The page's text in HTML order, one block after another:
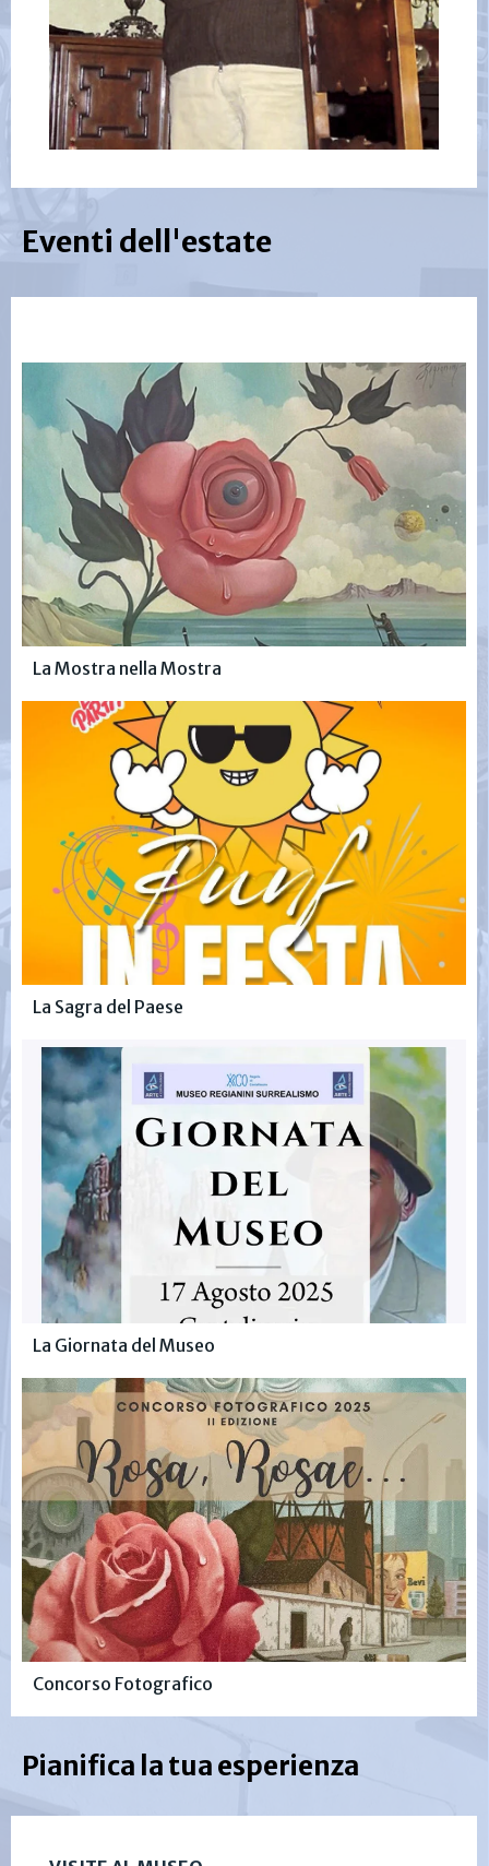
Eventi dell'estate
La Mostra nella Mostra
La Sagra del Paese
La Giornata del Museo
Concorso Fotografico
Pianifica la tua esperienza